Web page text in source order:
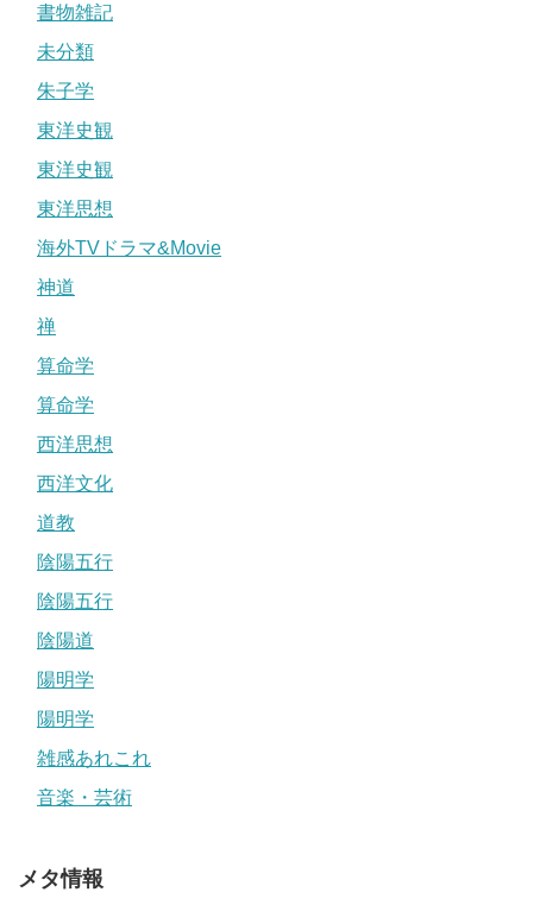
書物雑記
未分類
朱子学
東洋史観
東洋史観
東洋思想
海外TVドラマ&Movie
神道
禅
算命学
算命学
西洋思想
西洋文化
道教
陰陽五行
陰陽五行
陰陽道
陽明学
陽明学
雑感あれこれ
音楽・芸術
メタ情報